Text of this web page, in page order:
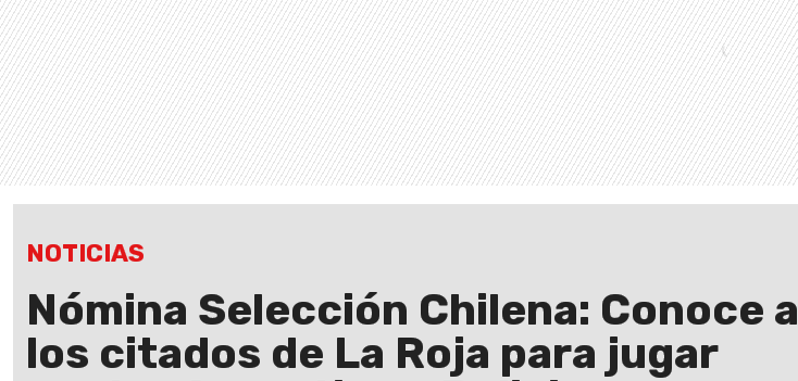
NOTICIAS
Nómina Selección Chilena: Conoce a
los citados de La Roja para jugar